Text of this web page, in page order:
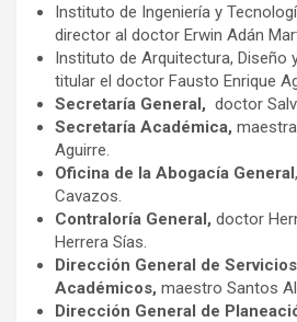
Instituto de Ingeniería y
director al doctor Erwin Adán
Instituto de Arquitectura, Diseño
titular el doctor Fausto Enrique
Secretaría General, doctor
Secretaría Académica,
Aguirre.
Oficina de la Abogacía General
Cavazos.
Contraloría General, doctor
Herrera Sías.
Dirección General de Servicios
Académicos, maestro Santos
Dirección General de